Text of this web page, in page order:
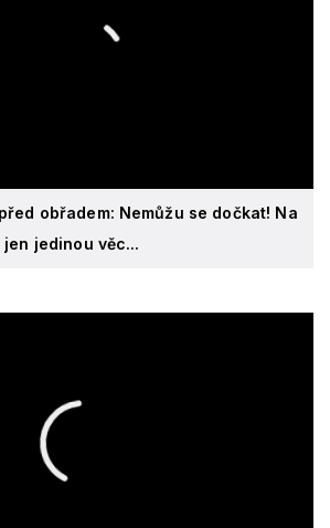
obřadem: Nemůžu se dočkat! Na
jedinou věc...